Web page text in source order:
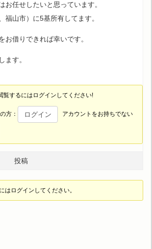
お任せしたいと思っています。
福山市）に5基所有してます。
お借りできれば幸いです。
ます。
覧するにはログインしてください!
方： ログイン アカウントをお持ちでない
投稿
はログインしてください。